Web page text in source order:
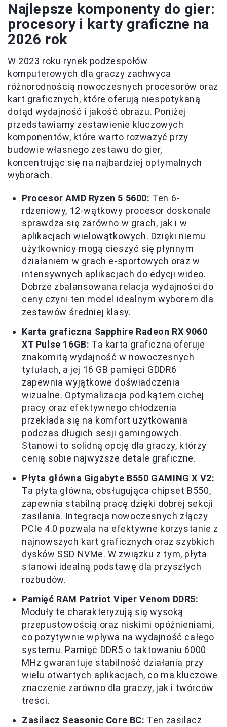
Najlepsze komponenty do gier:
procesory i karty graficzne na
2026 rok
W 2023 roku rynek podzespołów
komputerowych dla graczy zachwyca
różnorodnością nowoczesnych procesorów oraz
kart graficznych, które oferują niespotykaną
dotąd wydajność i jakość obrazu. Poniżej
przedstawiamy zestawienie kluczowych
komponentów, które warto rozważyć przy
budowie własnego zestawu do gier,
koncentrując się na najbardziej optymalnych
wyborach.
Procesor AMD Ryzen 5 5600: Ten 6-
rdzeniowy, 12-wątkowy procesor doskonale
sprawdza się zarówno w grach, jak i w
aplikacjach wielowątkowych. Dzięki niemu
użytkownicy mogą cieszyć się płynnym
działaniem w grach e-sportowych oraz w
intensywnych aplikacjach do edycji wideo.
Dobrze zbalansowana relacja wydajności do
ceny czyni ten model idealnym wyborem dla
zestawów średniej klasy.
Karta graficzna Sapphire Radeon RX 9060
XT Pulse 16GB: Ta karta graficzna oferuje
znakomitą wydajność w nowoczesnych
tytułach, a jej 16 GB pamięci GDDR6
zapewnia wyjątkowe doświadczenia
wizualne. Optymalizacja pod kątem cichej
pracy oraz efektywnego chłodzenia
przekłada się na komfort użytkowania
podczas długich sesji gamingowych.
Stanowi to solidną opcję dla graczy, którzy
cenią sobie najwyższe detale graficzne.
Płyta główna Gigabyte B550 GAMING X V2:
Ta płyta główna, obsługująca chipset B550,
zapewnia stabilną pracę dzięki dobrej sekcji
zasilania. Integracja nowoczesnych złączy
PCIe 4.0 pozwala na efektywne korzystanie z
najnowszych kart graficznych oraz szybkich
dysków SSD NVMe. W związku z tym, płyta
stanowi idealną podstawę dla przyszłych
rozbudów.
Pamięć RAM Patriot Viper Venom DDR5:
Moduły te charakteryzują się wysoką
przepustowością oraz niskimi opóźnieniami,
co pozytywnie wpływa na wydajność całego
systemu. Pamięć DDR5 o taktowaniu 6000
MHz gwarantuje stabilność działania przy
wielu otwartych aplikacjach, co ma kluczowe
znaczenie zarówno dla graczy, jak i twórców
treści.
Zasilacz Seasonic Core BC: Ten zasilacz